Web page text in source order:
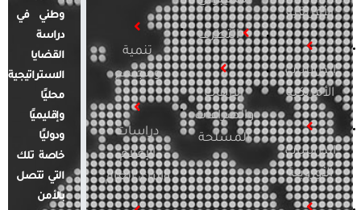
الأفريقية
الدراسات
الأمريكية
الدراسات
الأوروبية
التطرف
الإرهاب
والصراعات
المسلحة
تنمية
ومجتمع
دراسات
الإعلام
والرأي العام
وطني في
دراسة
القضايا
الاستراتيجية
محليًا
وإقليميًا
ودوليًا
خاصة تلك
التي تتصل
بالأمن